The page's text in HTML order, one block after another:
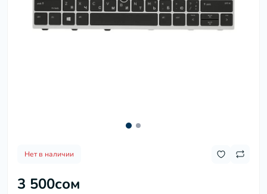
Нет в наличии
3 500сом